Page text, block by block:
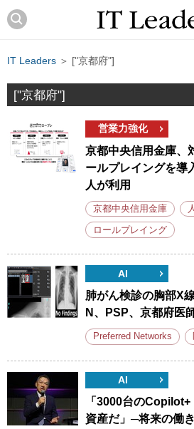
IT Leaders ＞ ["京都府"]
["京都府"]
営業力強化
京都中央信用金庫、
ールプレイングを導
人が利用
京都中央信用金庫
ロールプレイング
AI
肺がん検診の胸部X
N、PSP、京都府医
Preferred Networks
AI
「3000台の
資産だ」─将来の働